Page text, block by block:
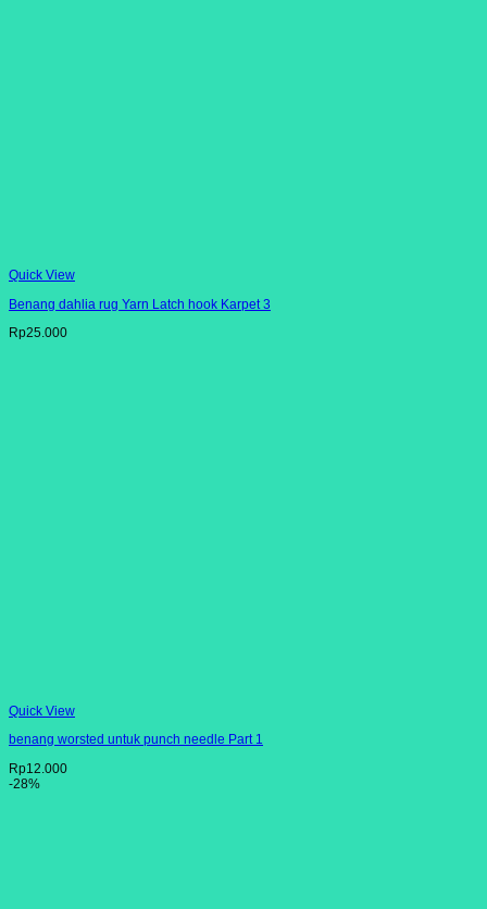
Quick View
Benang dahlia rug Yarn Latch hook Karpet 3
Rp25.000
Quick View
benang worsted untuk punch needle Part 1
Rp12.000
-28%